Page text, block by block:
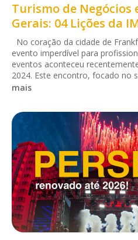
Turismo de Negócios
Gerais: 04 Lições da
No coração da cidade de
evento imperdível para
eventos aconteceu
2024. Este encontro, focado no
mais